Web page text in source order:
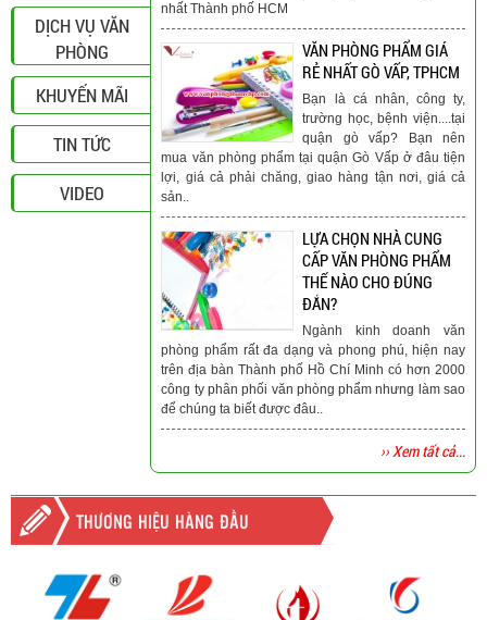
DỊCH VỤ VĂN
PHÒNG
KHUYẾN MÃI
TIN TỨC
VIDEO
nhất Thành phố HCM
VĂN PHÒNG PHẨM GIÁ
RẺ NHẤT GÒ VẤP, TPHCM
Bạn là cá nhân, công ty,
trường học, bệnh viện....tại
quận gò vấp? Bạn nên
mua văn phòng phẩm tại quận Gò Vấp ở đâu tiện
lợi, giá cả phải chăng, giao hàng tận nơi, giá cả
sản..
LỰA CHỌN NHÀ CUNG
CẤP VĂN PHÒNG PHẨM
THẾ NÀO CHO ĐÚNG
ĐẮN?
Ngành kinh doanh văn
phòng phẩm rất đa dạng và phong phú, hiện nay
trên địa bàn Thành phố Hồ Chí Minh có hơn 2000
công ty phân phối văn phòng phẩm nhưng làm sao
để chúng ta biết được đâu..
›› Xem tất cả...
THƯƠNG HIỆU HÀNG ĐẦU